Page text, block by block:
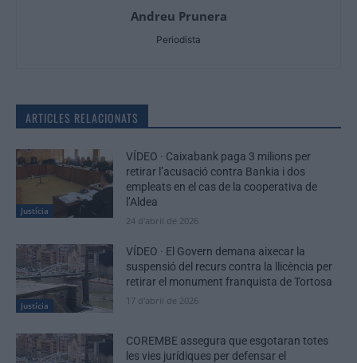
Andreu Prunera
Periodista
ARTICLES RELACIONATS
Justícia
VÍDEO · Caixabank paga 3 milions per
retirar l’acusació contra Bankia i dos
empleats en el cas de la cooperativa de
l’Aldea
24 d'abril de 2026
Justícia
VÍDEO · El Govern demana aixecar la
suspensió del recurs contra la llicència per
retirar el monument franquista de Tortosa
17 d'abril de 2026
COREMBE assegura que esgotaran totes
les vies jurídiques per defensar el